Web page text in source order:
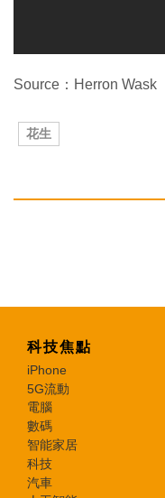
Source：Herron Wask
花生
科技焦點
iPhone
5G流動
電腦
數碼
智能家居
科技
汽車